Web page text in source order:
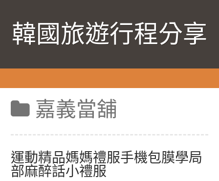
韓國旅遊行程分享
嘉義當舖
運動精品媽媽禮服手機包膜學局
部麻醉話小禮服